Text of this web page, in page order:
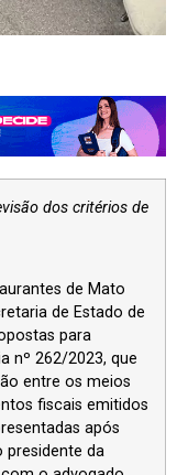
dos critérios de
de Mato
de Estado de
para
nº 262/2023, que
entre os meios
fiscais emitidos
após
presidente da